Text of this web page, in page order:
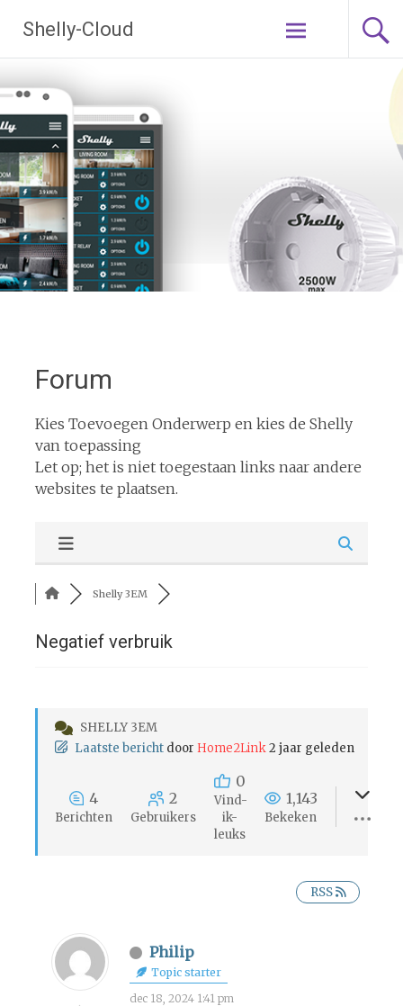
naar
de
Shelly-Cloud
Forum
Kies Toevoegen Onderwerp en kies de Shelly
van toepassing
Let op; het is niet toegestaan links naar andere
websites te plaatsen.
Shelly 3EM
Negatief verbruik
SHELLY 3EM
Laatste bericht door Home2Link2 jaar geleden
4
Berichten
2
Gebruikers
0
Vind-
ik-
leuks
1,143
Bekeken
RSS
Philip
Topic starter
dec 18, 2024 1:41 pm